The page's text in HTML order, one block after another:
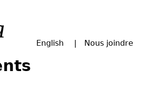
English Nous joindre